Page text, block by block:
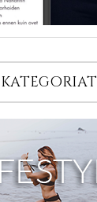
KATEGORIAT